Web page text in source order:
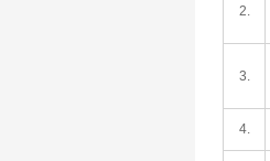
2.
3.
4.